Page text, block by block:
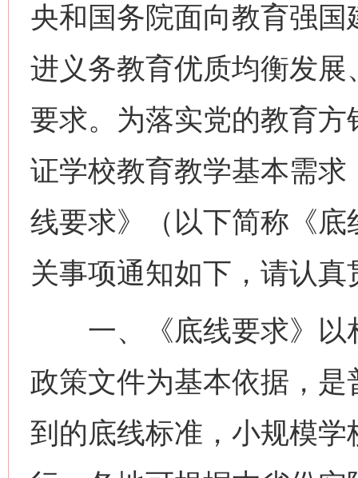
央和国务院面向教育强
进义务教育优质均衡发
要求。为落实党的教育
证学校教育教学基本需
线要求》（以下简称《
关事项通知如下，请认真
一、《底线要求》以
政策文件为基本依据，
到的底线标准，小规模